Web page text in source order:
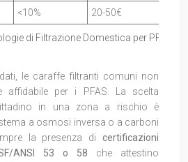
di Filtrazione Domestica per PFAS
<10% 20-50€
le caraffe filtranti comuni non
affidabile per i PFAS. La scelta
in una zona a rischio è
a osmosi inversa o a carboni
la presenza di certificazioni
ANSI 53 o 58 che attestino